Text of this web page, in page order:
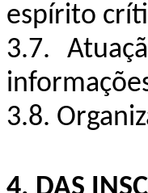
espírito
3.7.
3.8.